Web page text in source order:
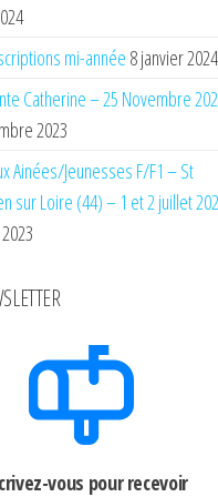
mi-année 8 janvier 2024
Catherine – 25 Novembre
2023
Ainées/Jeunesses F/F1 – St
sur Loire (44) – 1 et 2 juillet
vous pour recevoir